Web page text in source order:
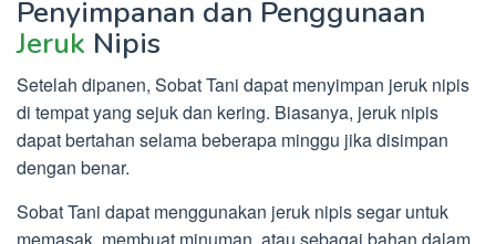
Penyimpanan dan Penggunaan
Jeruk Nipis
Setelah dipanen, Sobat Tani dapat menyimpan jeruk nipis
di tempat yang sejuk dan kering. Biasanya, jeruk nipis
dapat bertahan selama beberapa minggu jika disimpan
dengan benar.
Sobat Tani dapat menggunakan jeruk nipis segar untuk